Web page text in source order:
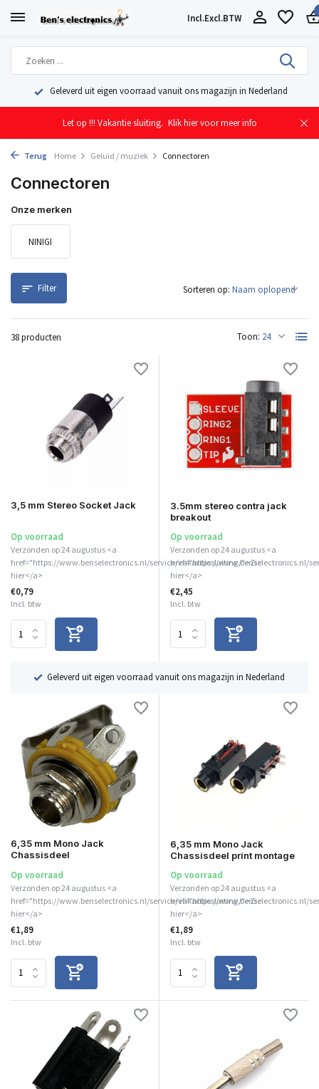
Incl.Excl.BTW
Geleverd uit eigen voorraad vanuit ons magazijn in Nederland
Let op !!! Vakantie sluiting. Klik hier voor meer info
Terug Home Geluid / muziek Connectoren
Connectoren
Onze merken
NINIGI
Filter
38 producten Toon:
Sorteren op:
3,5 mm Stereo Socket Jack
Op voorraad
Verzonden op 24 augustus <a
href="https://www.benselectronics.nl/service/vakantiesluiting/">Zie
hier</a>
€0,79
Incl. btw
3.5mm stereo contra jack
breakout
Op voorraad
Verzonden op 24 augustus <a
href="https://www.benselectronics.nl/
hier</a>
€2,45
Incl. btw
Geleverd uit eigen voorraad vanuit ons magazijn in Nederland
6,35 mm Mono Jack
Chassisdeel
Op voorraad
Verzonden op 24 augustus <a
href="https://www.benselectronics.nl/service/vakantiesluiting/">Zie
hier</a>
€1,89
Incl. btw
6,35 mm Mono Jack
Chassisdeel print montage
Op voorraad
Verzonden op 24 augustus <a
href="https://www.benselectronics.nl/
hier</a>
€1,89
Incl. btw